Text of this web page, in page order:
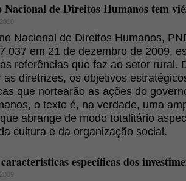
Nacional de Direitos Humanos tem
Nacional de Direitos Humanos,
em 21 de dezembro de 2009,
referências que faz ao setor rural.
as diretrizes, os objetivos
que nortearão as ações do
o texto é, na verdade, uma
abrange de modo totalitário
cultura e da organização social.
específicas dos